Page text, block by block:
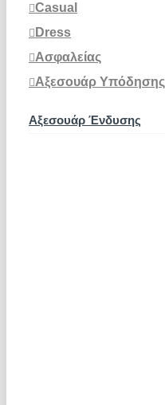
Casual
Dress
Ασφαλείας
Αξεσουάρ Υπόδησης
Αξεσουάρ Ένδυσης